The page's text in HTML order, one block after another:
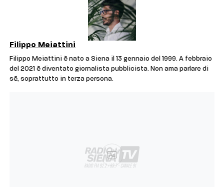
Filippo Meiattini
Filippo Meiattini è nato a Siena il 13 gennaio del 1999. A febbraio
del 2021 è diventato giornalista pubblicista. Non ama parlare di
sé, soprattutto in terza persona.
Ad